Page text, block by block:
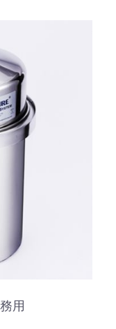
務用